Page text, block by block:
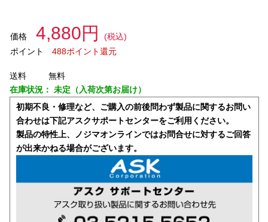
価格 4,880円
(税込)
ポイント
488ポイント還元
送料
無料
在庫状況： 未定（入荷次第お届け）
初期不良・修理など、ご購入の前後問わず製品に関するお問い
合わせは下記アスクサポートセンターをご利用ください。
製品の特性上、ノジマオンラインではお問合せに対するご回答
が出来かねる場合がございます。